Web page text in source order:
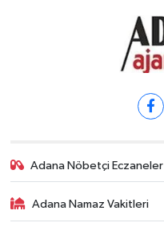
Adana Nöbetçi Eczaneler
Adana Namaz Vakitleri